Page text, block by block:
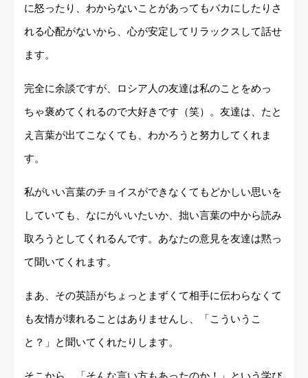
に怒ったり、わからないことがあってもバカにしたりさ
れる心配がないから、心が安定してリラックスして話せ
ます。
完全に余談ですが、ロシア人の友達は私のことをめっ
ちゃ褒めてくれるので大好きです（笑）。友達は、たと
え言葉が出てこなくても、わかろうと努力してくれま
す。
私がいい言葉のチョイスができなくてもどかしい思いを
していても、なにがいいたいか、拙い言葉の中から読み
取ろうとしてくれるんです。あなたの意見を友達は黙っ
て聞いてくれます。
まあ、その英語がちょっとまずくて相手に伝わらなくて
も友情が壊れることはありませんし、「こういうこ
と？」と聞いてくれたりします。